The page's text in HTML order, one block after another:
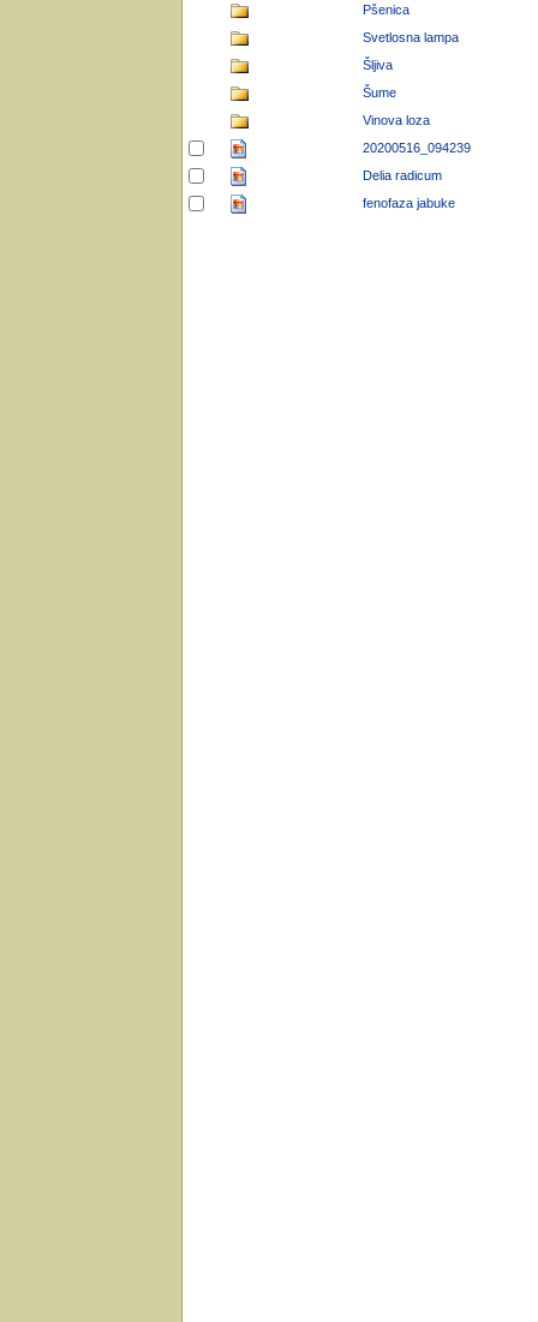
Pšenica
Svetlosna lampa
Šljiva
Šume
Vinova loza
20200516_094239
Delia radicum
fenofaza jabuke